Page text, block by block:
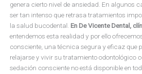
genera cierto nivel de ansiedad. En algunos
ser tan intenso que retrasa tratamientos
la salud bucodental. En De Vicente Dental,
entendemos esta realidad y por ello
consciente, una técnica segura y eficaz que
relajarse y vivir su tratamiento odontológico
sedación consciente no está disponible en